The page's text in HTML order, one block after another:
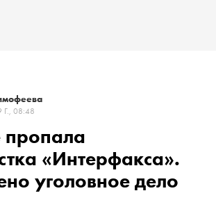
Г., 08:48
пропала
«Интерфакса».
уголовное дело